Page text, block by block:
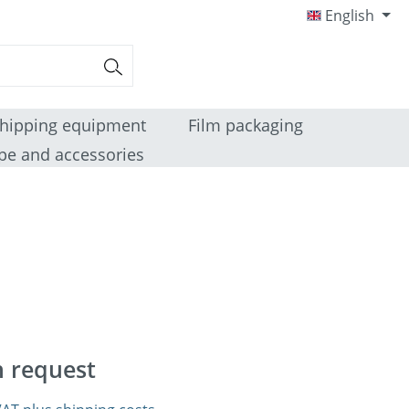
English
equipment
Film packaging
and accessories
request